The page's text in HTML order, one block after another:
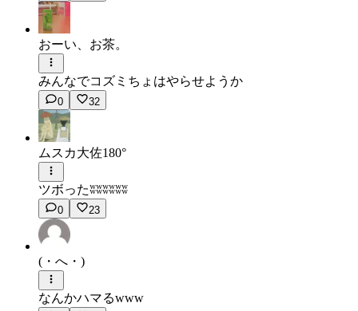
おーい、お茶。
みんなでコズミちょはやらせようか
0 32
ムスカ大佐180°
ツボったʬʬʬʬʬʬ
0 23
(・へ・)
なんかハマるwww